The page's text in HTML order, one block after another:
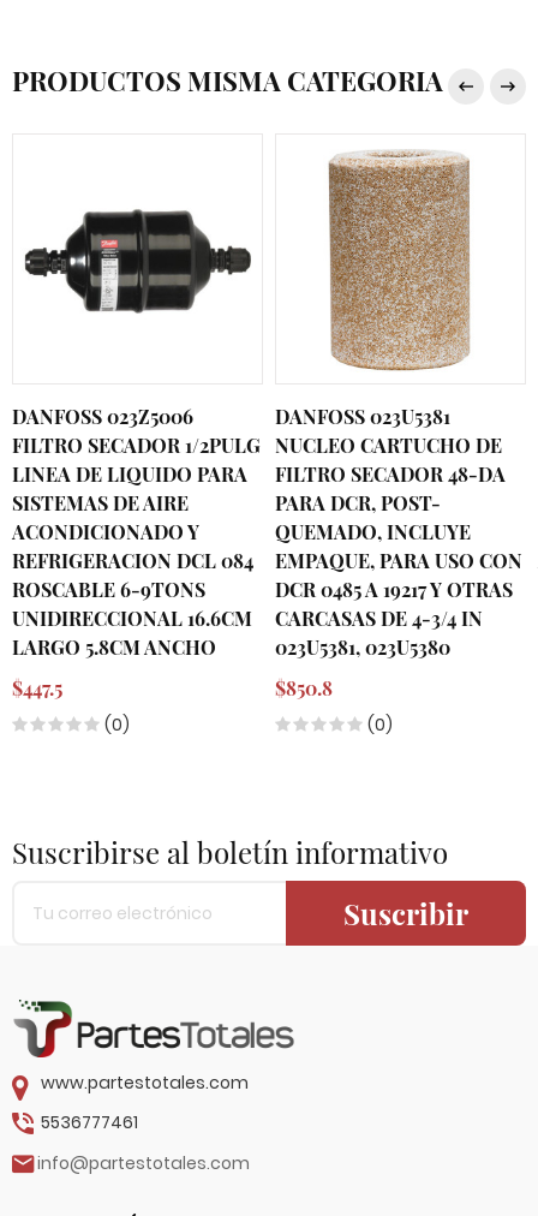
PRODUCTOS MISMA CATEGORIA
DANFOSS 023Z5006
FILTRO SECADOR 1/2PULG
LINEA DE LIQUIDO PARA
SISTEMAS DE AIRE
ACONDICIONADO Y
REFRIGERACION DCL 084
ROSCABLE 6-9TONS
UNIDIRECCIONAL 16.6CM
LARGO 5.8CM ANCHO
$447.5
(0)
DANFOSS 023U5381
NUCLEO CARTUCHO DE
FILTRO SECADOR 48-DA
PARA DCR, POST-
QUEMADO, INCLUYE
EMPAQUE, PARA USO CON
DCR 0485 A 19217 Y OTRAS
CARCASAS DE 4-3/4 IN
023U5381, 023U5380
$850.8
(0)
Suscribirse al boletín informativo
Suscribir
www.partestotales.com
5536777461
info@partestotales.com